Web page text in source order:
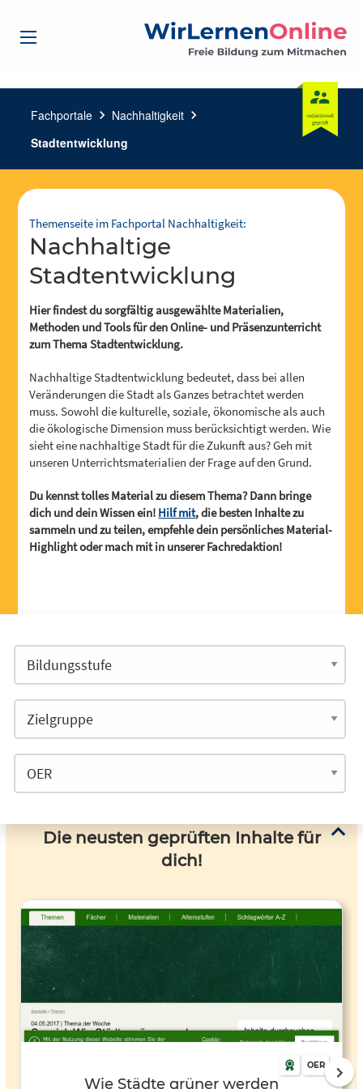
Fachportale chevron_right Nachhaltigkeit chevron_right
Stadtentwicklung
Themenseite im Fachportal Nachhaltigkeit:
Nachhaltige
Stadtentwicklung
Hier findest du sorgfältig ausgewählte Materialien,
Methoden und Tools für den Online- und Präsenzunterricht
zum Thema Stadtentwicklung.
Nachhaltige Stadtentwicklung bedeutet, dass bei allen
Veränderungen die Stadt als Ganzes betrachtet werden
muss. Sowohl die kulturelle, soziale, ökonomische als auch
die ökologische Dimension muss berücksichtigt werden. Wie
sieht eine nachhaltige Stadt für die Zukunft aus? Geh mit
unseren Unterrichtsmaterialien der Frage auf den Grund.
Du kennst tolles Material zu diesem Thema? Dann bringe
dich und dein Wissen ein! Hilf mit, die besten Inhalte zu
sammeln und zu teilen, empfehle dein persönliches Material-
Highlight oder mach mit in unserer Fachredaktion!
Die neusten geprüften Inhalte für
dich!
OER
Wie Städte grüner werden